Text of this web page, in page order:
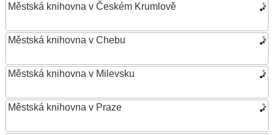
Městská knihovna v Českém Krumlově
Městská knihovna v Chebu
Městská knihovna v Milevsku
Městská knihovna v Praze